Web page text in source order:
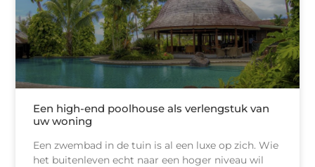
Een high-end poolhouse als verlengstuk van
uw woning
Een zwembad in de tuin is al een luxe op zich. Wie
het buitenleven echt naar een hoger niveau wil